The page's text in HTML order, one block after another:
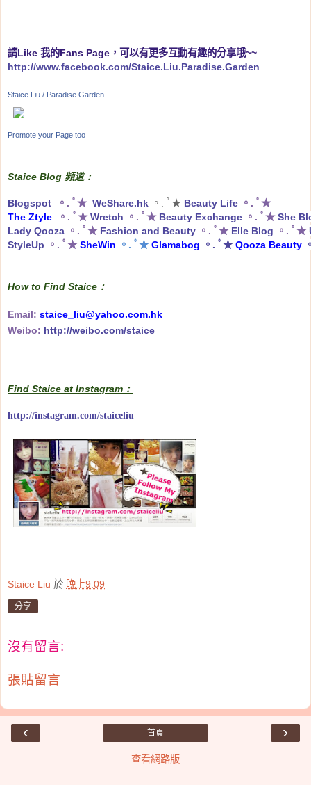
請Like 我的Fans Page ，可以有更多互動有趣的分享哦~~
http://www.facebook.com/Staice.Liu.Paradise.Garden
Staice Liu / Paradise Garden
Promote your Page too
Staice Blog 頻道：
Blogspot 。. ﾟ★ WeShare.hk 。. ﾟ★ Beauty Life 。. ﾟ★
The Ztyle
。. ﾟ★ Wretch 。. ﾟ★ Beauty Exchange 。. ﾟ★ She
Lady Qooza 。. ﾟ★ Fashion and Beauty 。. ﾟ★ Elle Blog 。. ﾟ★
StyleUp
。. ﾟ★ SheWin 。. ﾟ★Glamabog 。. ﾟ★Qooza Beauty
How to Find Staice：
Email: staice_liu@yahoo.com.hk
Weibo: http://weibo.com/staice
Find Staice at Instagram：
http://instagram.com/staiceliu
Staice Liu 於 晚上9:09
分享
沒有留言:
張貼留言
‹ ›
首頁
查看網路版